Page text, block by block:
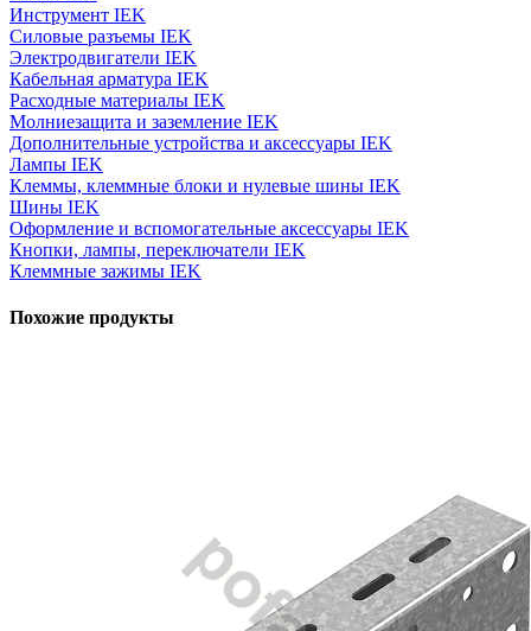
Инструмент IEK
Силовые разъемы IEK
Электродвигатели IEK
Кабельная арматура IEK
Расходные материалы IEK
Молниезащита и заземление IEK
Дополнительные устройства и аксессуары IEK
Лампы IEK
Клеммы, клеммные блоки и нулевые шины IEK
Шины IEK
Оформление и вспомогательные аксессуары IEK
Кнопки, лампы, переключатели IEK
Клеммные зажимы IEK
Похожие продукты